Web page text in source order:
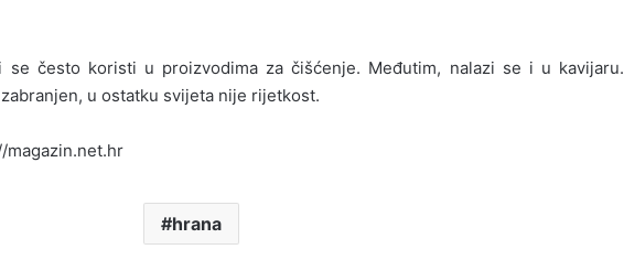
se često koristi u proizvodima za čišćenje. Međutim, nalazi se i u kavijaru.
u ostatku svijeta nije rijetkost.
magazin.net.hr
hrana